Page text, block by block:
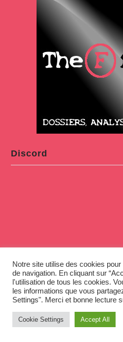
Discord
Notre site utilise des cookies
de navigation. En cliquant sur
l'utilisation de tous les cookies.
les informations que vous
Settings". Merci et bonne lecture
Cookie Settings Accept All